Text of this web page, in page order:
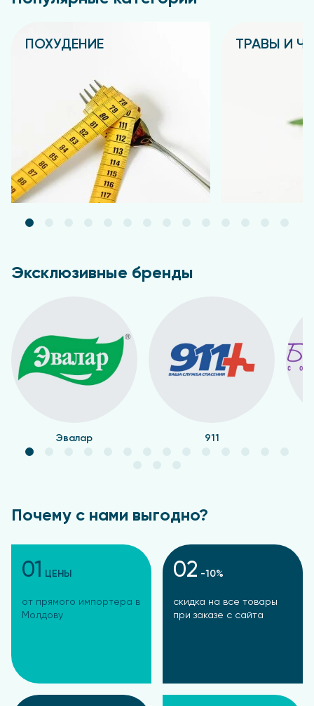
ПОХУДЕНИЕ ТРАВЫ И
Эксклюзивные бренды
Эвалар 911
Почему с нами выгодно?
01 ЦЕНЫ
от прямого импортера в
Молдову
02 -10%
скидка на все товары
при заказе с сайта